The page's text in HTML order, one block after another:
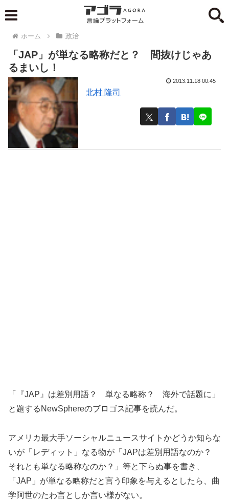
ホーム 政治
「JAP」が単なる略称だと？ 間抜けじゃあ
るまいし！
北村 隆司
2013.11.18 00:45
「『JAP』は差別用語？ 単なる略称？ 海外で話題に」
と題するNewSphereのブロゴス記事を読んだ。
アメリカ最大手ソーシャルニュースサイトかどうか知らな
いが「レディット」なる物が「JAPは差別用語なのか？
それとも単なる略称なのか？」等と下らぬ事を書き、
「JAP」が単なる略称だと言う印象を与えるとしたら、曲
学阿世のたわ言としか言い様がない。